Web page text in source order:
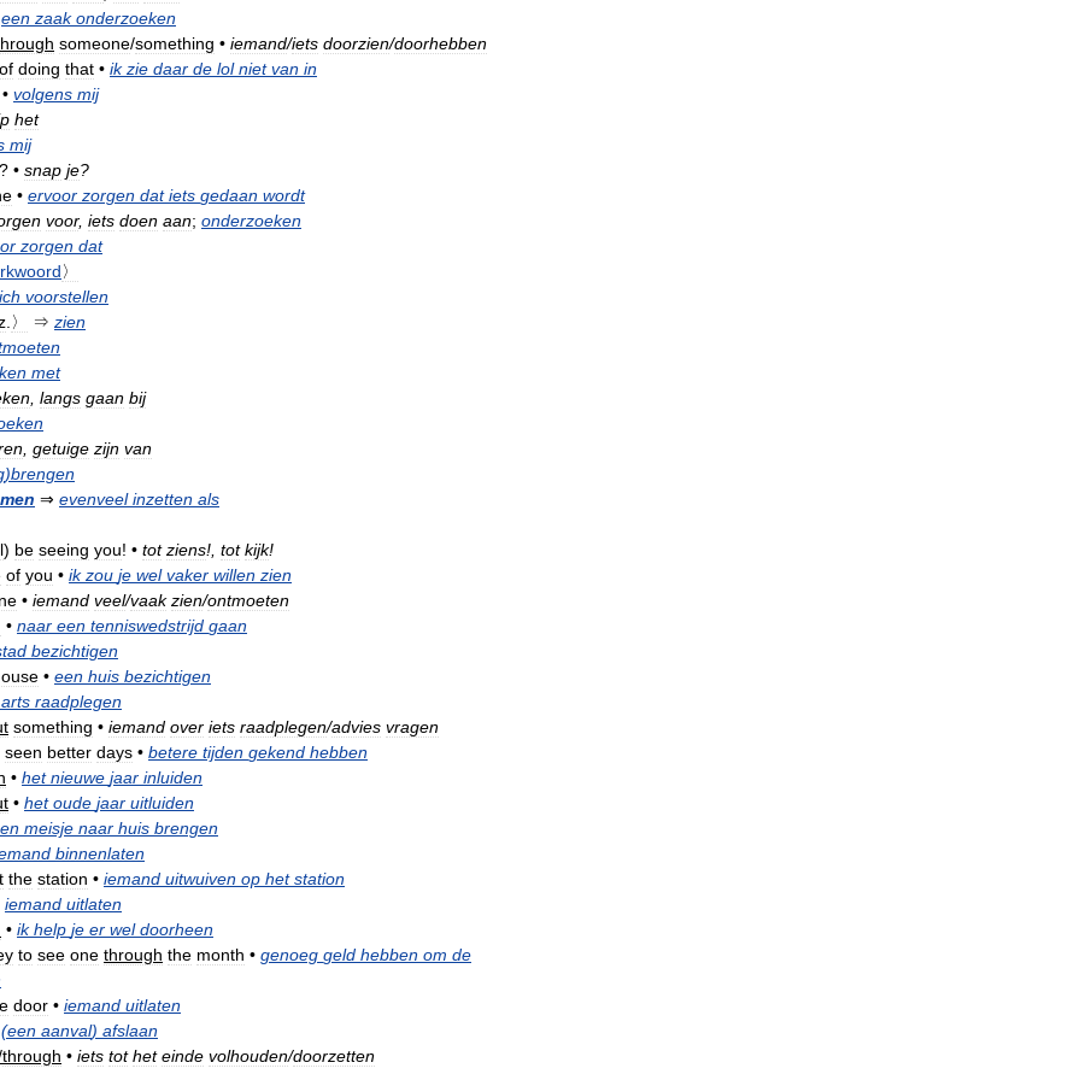
een zaak onderzoeken
someone/something • iemand/iets doorzien/doorhebben
of doing that • ik zie daar de lol niet van in
• volgens mij
het
mij
? • snap je?
• ervoor zorgen dat iets gedaan wordt
voor, iets doen aan; onderzoeken
zorgen dat
〉
voorstellen
.〉 ⇒ zien
met
, langs gaan bij
, getuige zijn van
)brengen
⇒ evenveel inzetten als
) be seeing you! • tot ziens!, tot kijk!
of you • ik zou je wel vaker willen zien
• iemand veel/vaak zien/ontmoeten
• naar een tenniswedstrijd gaan
bezichtigen
• een huis bezichtigen
arts raadplegen
something • iemand over iets raadplegen/advies vragen
seen better days • betere tijden gekend hebben
• het nieuwe jaar inluiden
• het oude jaar uitluiden
meisje naar huis brengen
binnenlaten
the station • iemand uitwuiven op het station
iemand uitlaten
• ik help je er wel doorheen
to see one through the month • genoeg geld hebben om de
door • iemand uitlaten
(een aanval) afslaan
through • iets tot het einde volhouden/doorzetten